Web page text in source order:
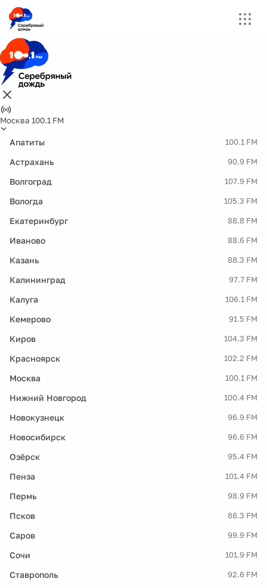
Москва 100.1 FM
Апатиты 100.1 FM
Астрахань 90.9 FM
Волгоград 107.9 FM
Вологда 105.3 FM
Екатеринбург 88.8 FM
Иваново 88.6 FM
Казань 88.3 FM
Калининград 97.7 FM
Калуга 106.1 FM
Кемерово 91.5 FM
Киров 104.3 FM
Красноярск 102.2 FM
Москва 100.1 FM
Нижний Новгород 100.4 FM
Новокузнецк 96.9 FM
Новосибирск 96.6 FM
Озёрск 95.4 FM
Пенза 101.4 FM
Пермь 98.9 FM
Псков 88.3 FM
Саров 99.9 FM
Сочи 101.9 FM
Ставрополь 92.6 FM